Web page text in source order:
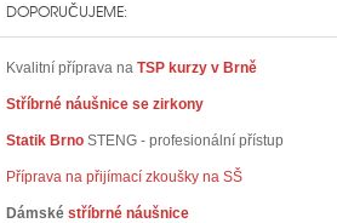
DOPORUČUJEME:
Kvalitní příprava na TSP kurzy v Brně
Stříbrné náušnice se zirkony
Statik Brno STENG - profesionální přístup
Příprava na přijímací zkoušky na SŠ
Dámské stříbrné náušnice